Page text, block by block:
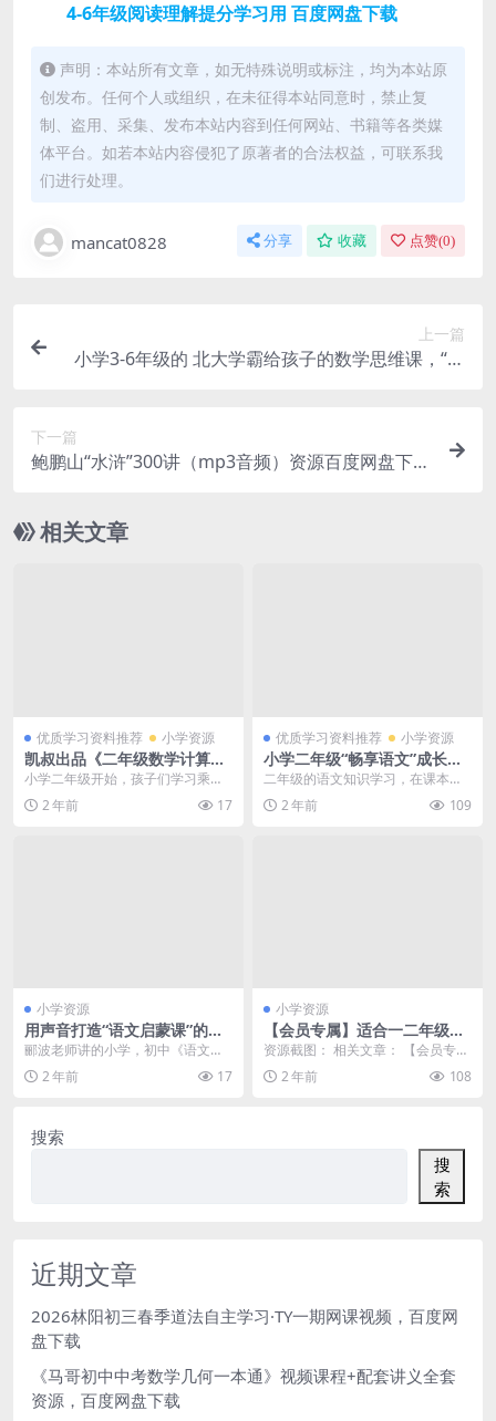
4-6年级阅读理解提分学习用 百度网盘下载
声明：本站所有文章，如无特殊说明或标注，均为本站原
创发布。任何个人或组织，在未征得本站同意时，禁止复
制、盗用、采集、发布本站内容到任何网站、书籍等各类媒
体平台。如若本站内容侵犯了原著者的合法权益，可联系我
们进行处理。
mancat0828 分享 收藏 点赞(0)
上一篇
小学3-6年级的 北大学霸给孩子的数学思维课，“傲
下一篇
鲍鹏山“水浒”300讲（mp3音频）资源百度网盘下
相关文章
优质学习资料推荐 小学资源
凯叔出品《二年级数学计算跟
着动画轻松搞定乘除法》16节
年级乘除法巩固提高学习视频
小学二年级开始，孩子们学习乘除
法了，这时候如果孩子还掌握不好
的话，可以用我们这份...
2 年前 17
优质学习资料推荐 小学资源
小学二年级“畅享语文”成长计
划年卡（5—8级）【44讲】M
网校出品
二年级的语文知识学习，在课本的
基础上，进行一定程度的提升学习
非常关键，只是掌握好...
2 年前 109
小学资源
用声音打造“语文启蒙课”的标
杆 名师郦波的语文启蒙课（1-
6年级）全套音频课程 百度网
盘资料
郦波老师讲的小学，初中《语文启
蒙课》非常好，以文学大师的思维
启发孩子，古今中外旁...
2 年前 17
小学资源
【会员专属】适合一二年级的
《非常功夫看图写话》18讲
（视频+PDF讲义）完整版百
度网盘下载非常功夫看图写话
资源截图： 相关文章： 【会员专
属】豆神大语文窦昕老师主讲 豆伴
匠课堂L系列L4...
2 年前 108
搜索
搜
索
近期文章
2026林阳初三春季道法自主学习·TY一期网课视频，百度网
盘下载
《马哥初中中考数学几何一本通》视频课程+配套讲义全套
资源，百度网盘下载